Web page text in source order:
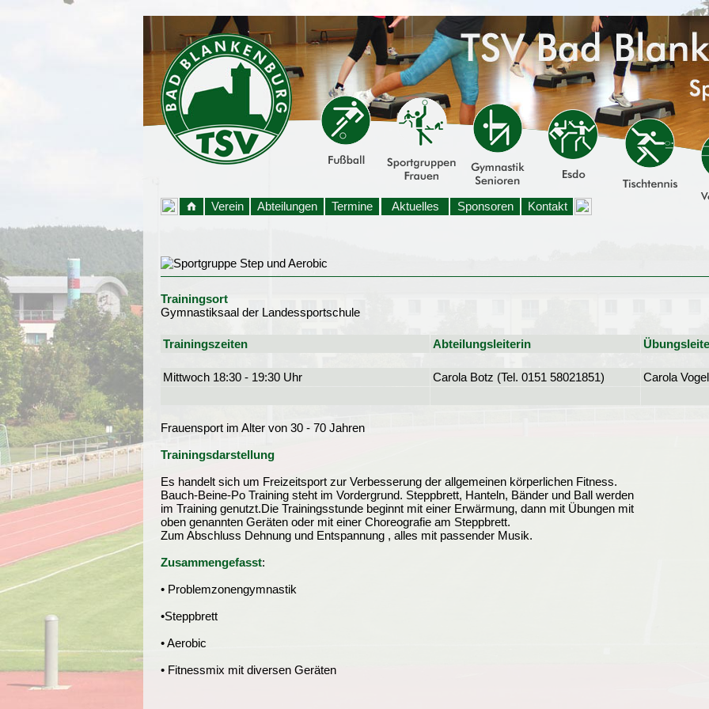
Verein Abteilungen Termine Aktuelles Sponsoren Kontakt
Trainingsort
Gymnastiksaal der Landessportschule
Trainingszeiten Abteilungsleiterin
Mittwoch 18:30 - 19:30 Uhr Carola Botz (Tel. 0151 58021851) Carola
Frauensport im Alter von 30 - 70 Jahren
Trainingsdarstellung
Es handelt sich um Freizeitsport zur Verbesserung der allgemeinen körperlichen Fitness.
Bauch-Beine-Po Training steht im Vordergrund. Steppbrett, Hanteln, Bänder und Ball werden
im Training genutzt.Die Trainingsstunde beginnt mit einer Erwärmung, dann mit Übungen mit
oben genannten Geräten oder mit einer Choreografie am Steppbrett.
Zum Abschluss Dehnung und Entspannung , alles mit passender Musik.
Zusammengefasst:
• Problemzonengymnastik
•Steppbrett
• Aerobic
• Fitnessmix mit diversen Geräten